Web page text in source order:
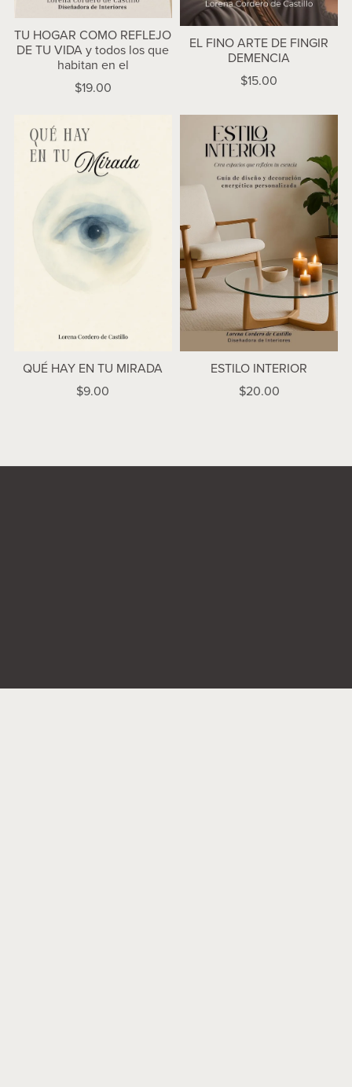
TU HOGAR COMO REFLEJO
DE TU VIDA y todos los que
habitan en el
$19.00
EL FINO ARTE DE FINGIR
DEMENCIA
$15.00
QUÉ HAY EN TU MIRADA
$9.00
ESTILO INTERIOR
$20.00